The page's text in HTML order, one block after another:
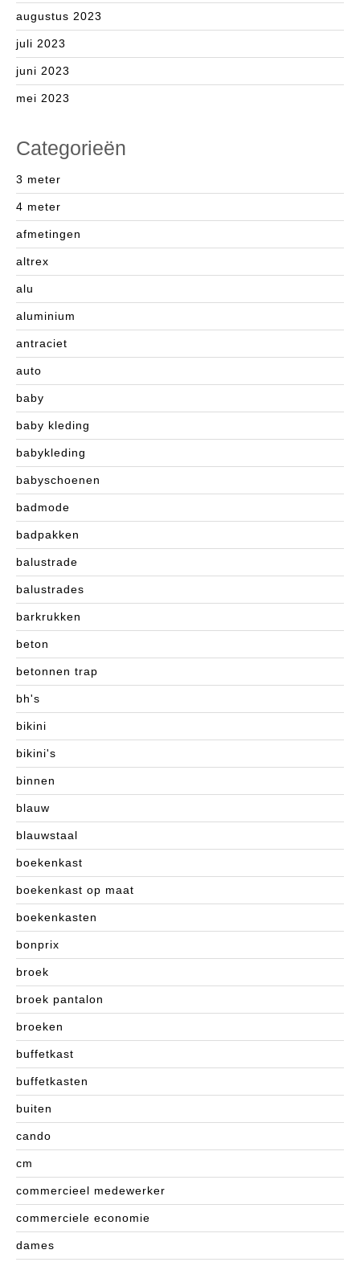
augustus 2023
juli 2023
juni 2023
mei 2023
Categorieën
3 meter
4 meter
afmetingen
altrex
alu
aluminium
antraciet
auto
baby
baby kleding
babykleding
babyschoenen
badmode
badpakken
balustrade
balustrades
barkrukken
beton
betonnen trap
bh's
bikini
bikini's
binnen
blauw
blauwstaal
boekenkast
boekenkast op maat
boekenkasten
bonprix
broek
broek pantalon
broeken
buffetkast
buffetkasten
buiten
cando
cm
commercieel medewerker
commerciele economie
dames